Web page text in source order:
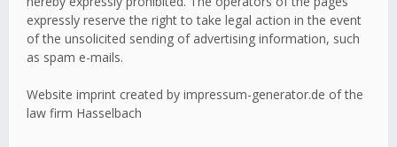
expressly reserve the right to take legal action in the event
of the unsolicited sending of advertising information, such
as spam e-mails.
Website imprint created by impressum-generator.de of the
law firm Hasselbach